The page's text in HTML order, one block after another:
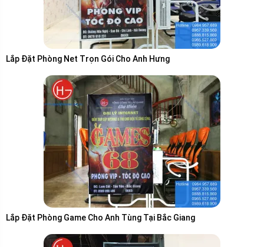
Lắp Đặt Phòng Net Trọn Gói Cho Anh Hưng
Lắp Đặt Phòng Game Cho Anh Tùng Tại Bắc Giang